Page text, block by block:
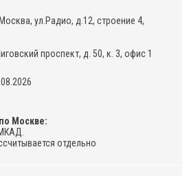
ул.Радио, д.12, строение 4,
проспект, д. 50, к. 3, офис 1
Москве:
отдельно